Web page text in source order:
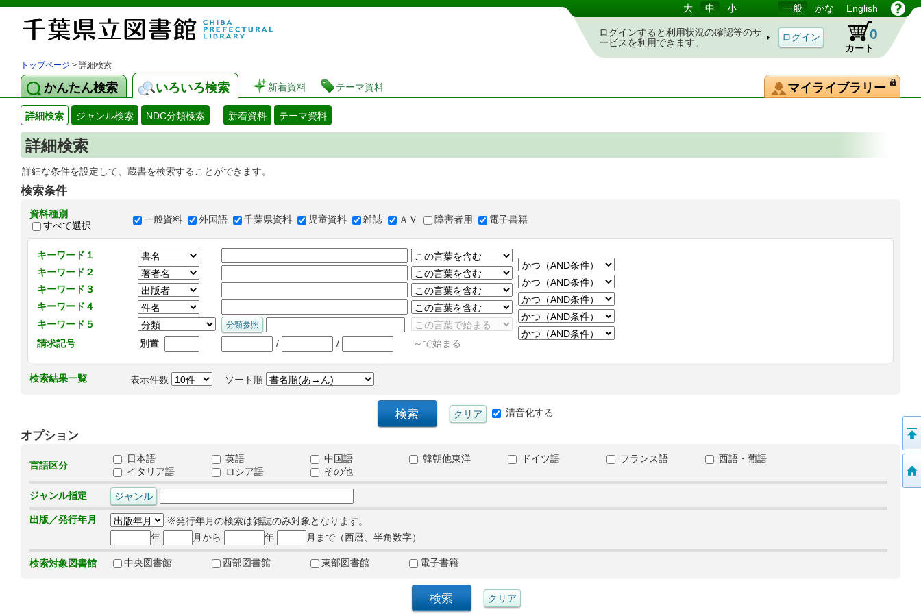
図書館 蔵書検索・予約システム 大 中 小 一般 かな English
ログインすると利用状況の確認等のサ
ービスを利用できます。
カート
0
トップページ > 詳細検索
かんたん検索 いろいろ検索 新着資料 テーマ資料 マイライブラリー
詳細検索 ジャンル検索 NDC分類検索 新着資料 テーマ資料
詳細検索
詳細な条件を設定して、蔵書を検索することができます。
検索条件
資料種別
すべて選択
一般資料 外国語 千葉県資料 児童資料 雑誌 ＡＶ 障害者用 電子書籍
キーワード１
キーワード２
キーワード３
キーワード４
キーワード５
請求記号
別置 / / ～で始まる
検索結果一覧 表示件数 ソート順
清音化する
オプション
言語区分
日本語 英語 中国語 韓朝他東洋 ドイツ語 フランス語
西語・葡語
イタリア語
ロシア語 その他
ジャンル指定
出版／発行年月
※発行年月の検索は雑誌のみ対象となります。
年
月から 年 月まで（西暦、半角数字）
検索対象図書館 中央図書館 西部図書館 東部図書館 電子書籍